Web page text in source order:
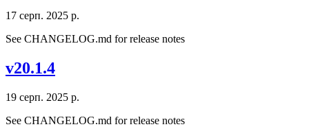
17 серп. 2025 р.
See CHANGELOG.md for release notes
v20.1.4
19 серп. 2025 р.
See CHANGELOG.md for release notes